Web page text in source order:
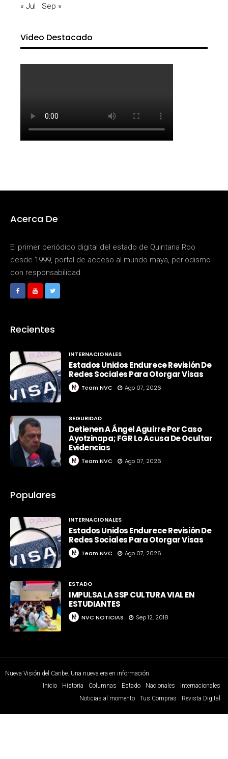
« Jul Sep »
Video Destacado
Acerca De
El primer periódico digital del estado de Quintana Roo
desde 1999, portal de acceso al mundo maya, periodismo
con responsabilidad.
Recientes
INTERNACIONALES
Estados Unidos Endurece Revisión De
Redes Sociales Para Otorgar Visas
Team NVC Ago 07, 2026
SEGURIDAD
Detienen A Ángel Aguirre Por Caso
Ayotzinapa; FGR Lo Acusa De Ocultar
Evidencias
Team NVC Ago 07, 2026
Populares
INTERNACIONALES
Estados Unidos Endurece Revisión De
Redes Sociales Para Otorgar Visas
Team NVC Ago 07, 2026
ESTADO
IMPULSA LA SSP CULTURA VIAL EN
ESTUDIANTES
NVC NOTICIAS Sep 12, 2018
Nueva Visión del Caribe. Una nueva era en información
Inicio
Historia Columnas Estado Nacionales
Internacionales
Noticias al momento
Tus Compras Revista Digital